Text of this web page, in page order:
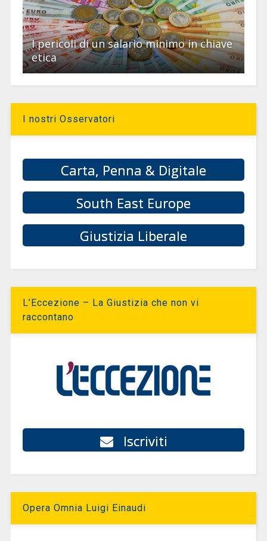
I pericoli di un salario minimo in chiave
etica
I nostri Osservatori
Carta, Penna & Digitale
South East Europe
Giustizia Liberale
L’Eccezione – La Giustizia che non vi
raccontano
Iscriviti
Opera Omnia Luigi Einaudi